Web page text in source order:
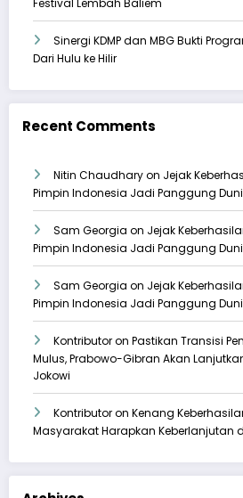
Sinergi KDMP dan MBG Bukti
Dari Hulu ke Hilir
Recent Comments
Nitin Chaudharyon Jejak
Pimpin Indonesia Jadi Panggung
Sam Georgia on Jejak
Pimpin Indonesia Jadi Panggung
Sam Georgia on Jejak
Pimpin Indonesia Jadi Panggung
Kontributoron Pastikan Transisi
Mulus, Prabowo-Gibran Akan
Jokowi
Kontributoron Kenang
Masyarakat Harapkan Keberlanjutan